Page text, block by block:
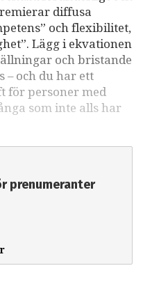
diffusa
och flexibilitet,
Lägg i ekvationen
och bristande
– och du har ett
för personer med
som inte alls har
prenumeranter